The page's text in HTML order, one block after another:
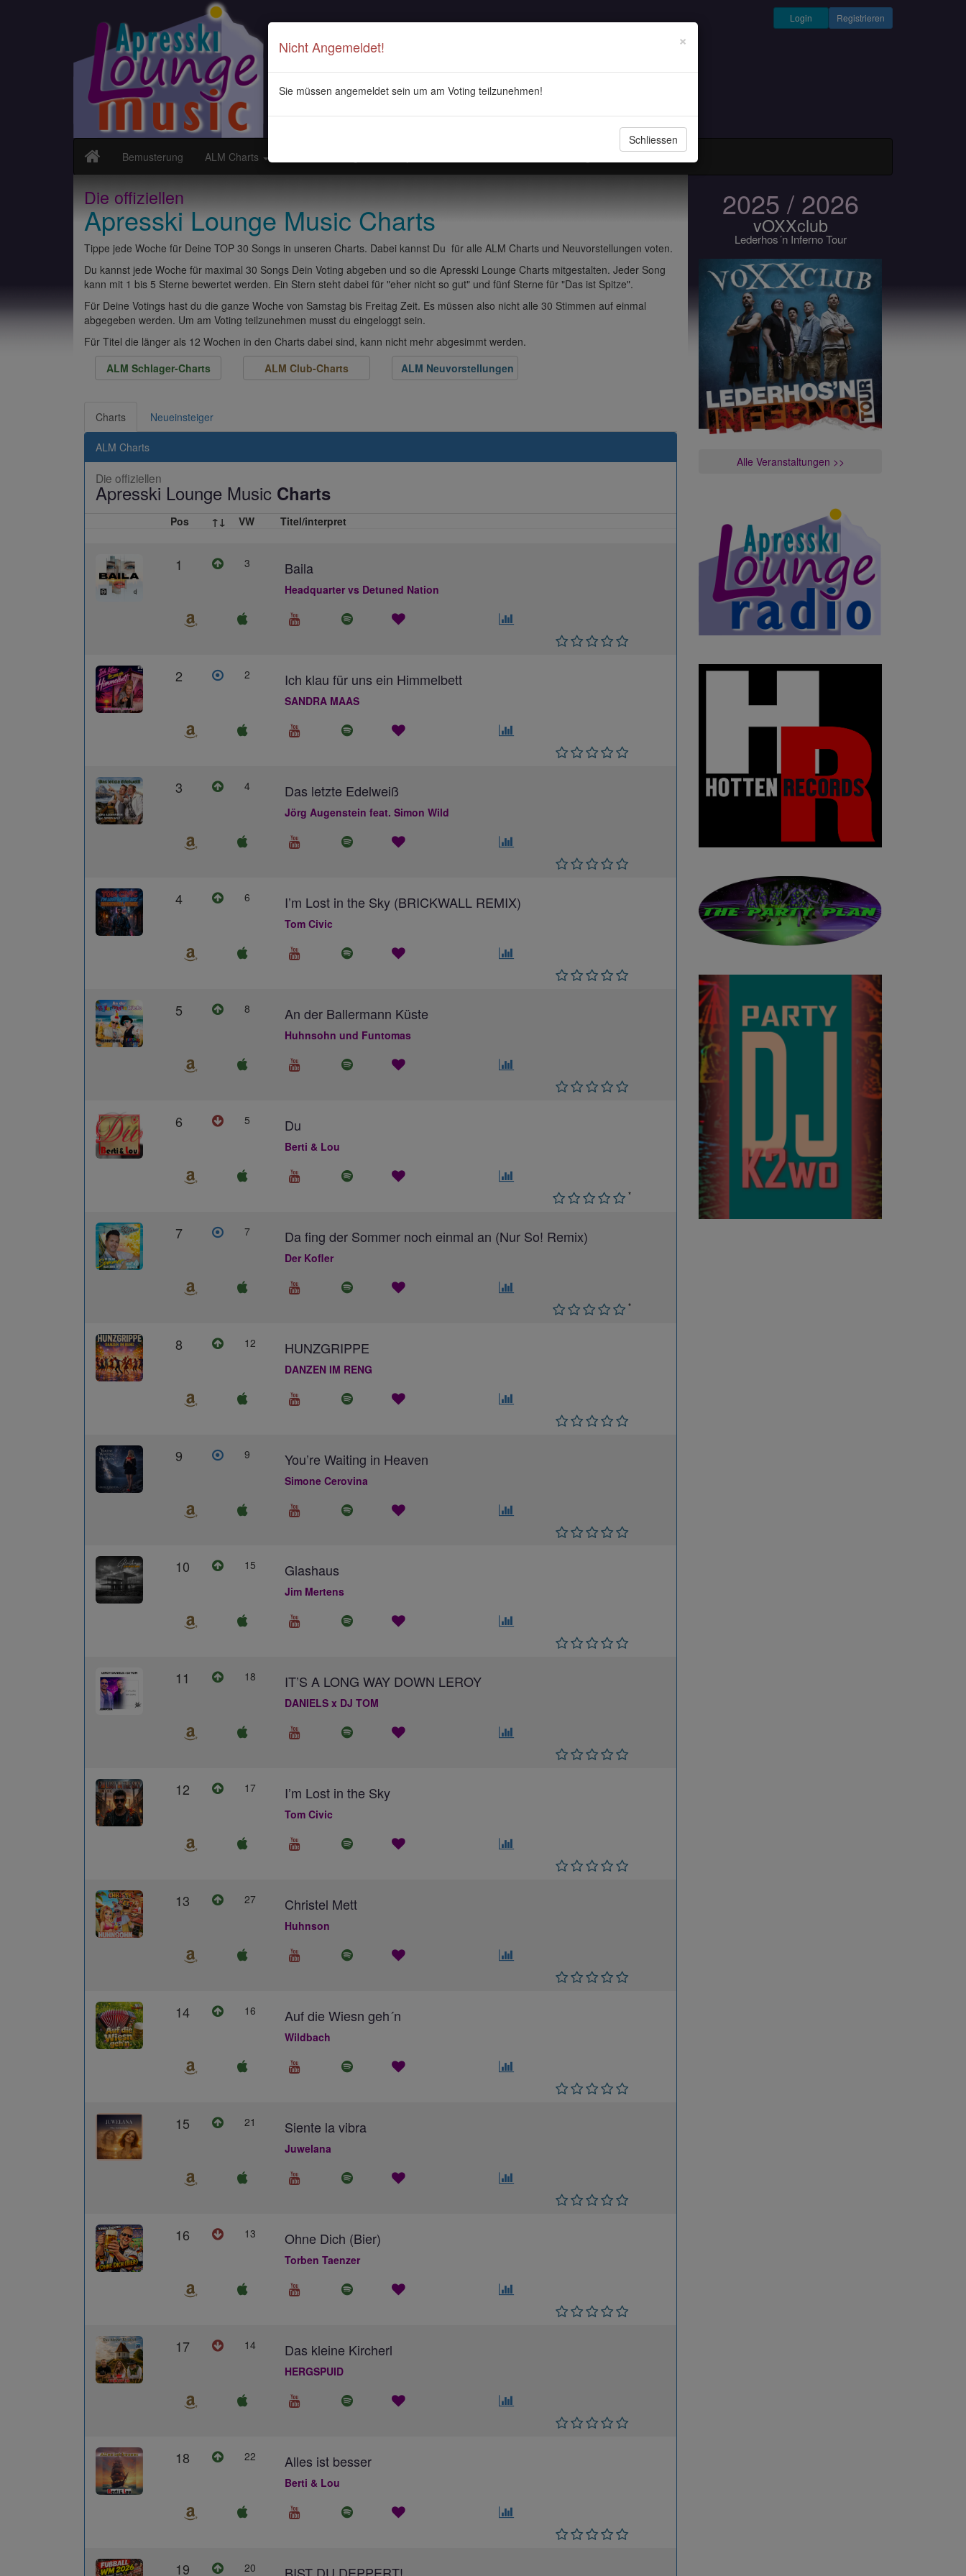
Registrieren
Login
Bemusterung ALM Charts
Die offiziellen
Apresski Lounge Music Charts
Tippe jede Woche für Deine TOP 30 Songs in unseren Charts. Dabei kannst Du für alle ALM Charts und Neuvorstellungen voten.
Du kannst jede Woche für maximal 30 Songs Dein Voting abgeben und so die Apresski Lounge Charts mitgestalten. Jeder Song
kann mit 1 bis 5 Sterne bewertet werden. Ein Stern steht dabei für "eher nicht so gut" und fünf Sterne für "Das ist Spitze".
Für Deine Votings hast du die ganze Woche von Samstag bis Freitag Zeit. Es müssen also nicht alle 30 Stimmen auf einmal
abgegeben werden. Um am Voting teilzunehmen musst du eingeloggt sein.
Für Titel die länger als 12 Wochen in den Charts dabei sind, kann nicht mehr abgesimmt werden.
ALM Schlager-Charts
ALM Club-Charts ALM Neuvorstellungen
×
Nicht Angemeldet!
Sie müssen angemeldet sein um am Voting teilzunehmen!
Schliessen
Charts Neueinsteiger
ALM Charts
Die offiziellen
Apresski Lounge Music Charts
Pos ↑↓ VW Titel/interpret
1 3 Baila
Headquarter vs Detuned Nation
2 2 Ich klau für uns ein Himmelbett
SANDRA MAAS
3 4 Das letzte Edelweiß
Jörg Augenstein feat. Simon Wild
4 6 I’m Lost in the Sky (BRICKWALL REMIX)
Tom Civic
5 8 An der Ballermann Küste
Huhnsohn und Funtomas
6 5 Du
Berti & Lou
*
7 7 Da fing der Sommer noch einmal an (Nur So! Remix)
Der Kofler
*
8 12 HUNZGRIPPE
DANZEN IM RENG
9 9 You’re Waiting in Heaven
Simone Cerovina
10 15 Glashaus
Jim Mertens
11 18 IT’S A LONG WAY DOWN LEROY
DANIELS x DJ TOM
12 17 I’m Lost in the Sky
Tom Civic
13 27 Christel Mett
Huhnson
14 16 Auf die Wiesn geh´n
Wildbach
15 21 Siente la vibra
Juwelana
16 13 Ohne Dich (Bier)
Torben Taenzer
17 14 Das kleine Kircherl
HERGSPUID
18 22 Alles ist besser
Berti & Lou
19 20 BIST DU DEPPERT!
2025 / 2026
vOXXclub
Lederhos´n Inferno Tour
Alle Veranstaltungen >>